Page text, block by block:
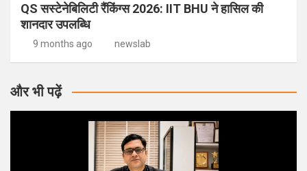
QS सस्टेनेबिलिटी रैंकिंग्स 2026: IIT BHU ने हासिल की
शानदार उपलब्धि
9 months ago newslab
और भी पढ़ें